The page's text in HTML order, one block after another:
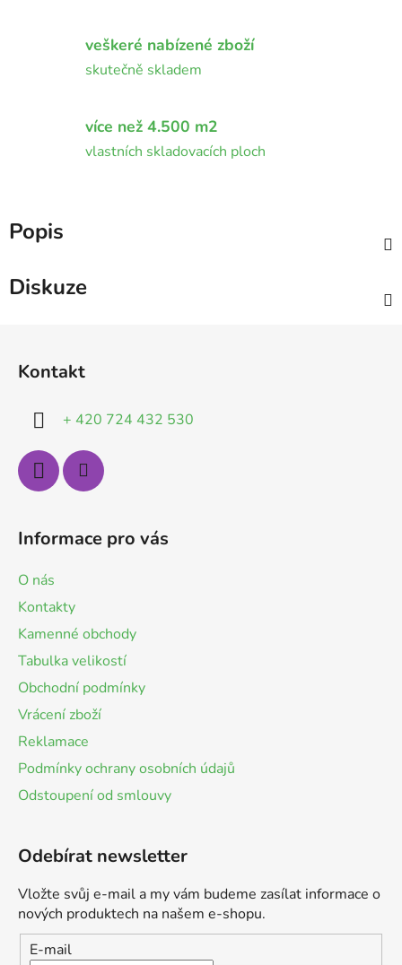
veškeré nabízené zboží
skutečně skladem
více než 4.500 m2
vlastních skladovacích ploch
Popis
Diskuze
Kontakt
+ 420 724 432 530
Informace pro vás
O nás
Kontakty
Kamenné obchody
Tabulka velikostí
Obchodní podmínky
Vrácení zboží
Reklamace
Podmínky ochrany osobních údajů
Odstoupení od smlouvy
Odebírat newsletter
Vložte svůj e-mail a my vám budeme zasílat informace o
nových produktech na našem e-shopu.
E-mail